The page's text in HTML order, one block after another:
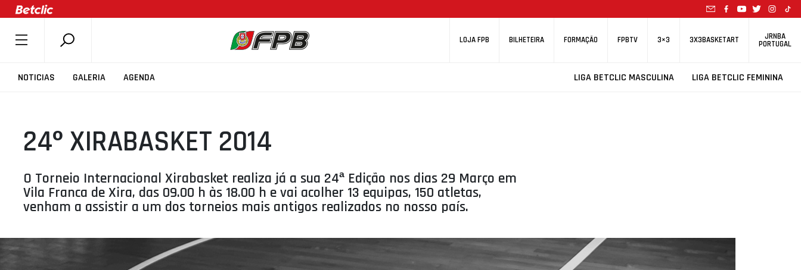
LOJA FPB BILHETEIRA FORMAÇÃO FPBTV 3×3 3X3BASKETART JRNBA
PORTUGAL
NOTICIAS GALERIA AGENDA LIGA BETCLIC MASCULINA LIGA BETCLIC FEMININA
SOBRE A FPB
COMPETIÇÕES
ASSOCIAÇÕES
CLUBES
AGENTES
SELEÇÕES
MINIBASQUETE
24º XIRABASKET 2014
O Torneio Internacional Xirabasket realiza já a sua 24ª Edição nos dias 29 Março em
Vila Franca de Xira, das 09.00 h às 18.00 h e vai acolher 13 equipas, 150 atletas,
venham a assistir a um dos torneios mais antigos realizados no nosso país.